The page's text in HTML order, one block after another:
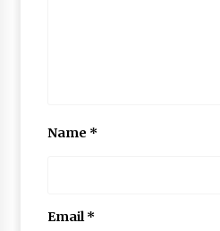
Name *
Email*